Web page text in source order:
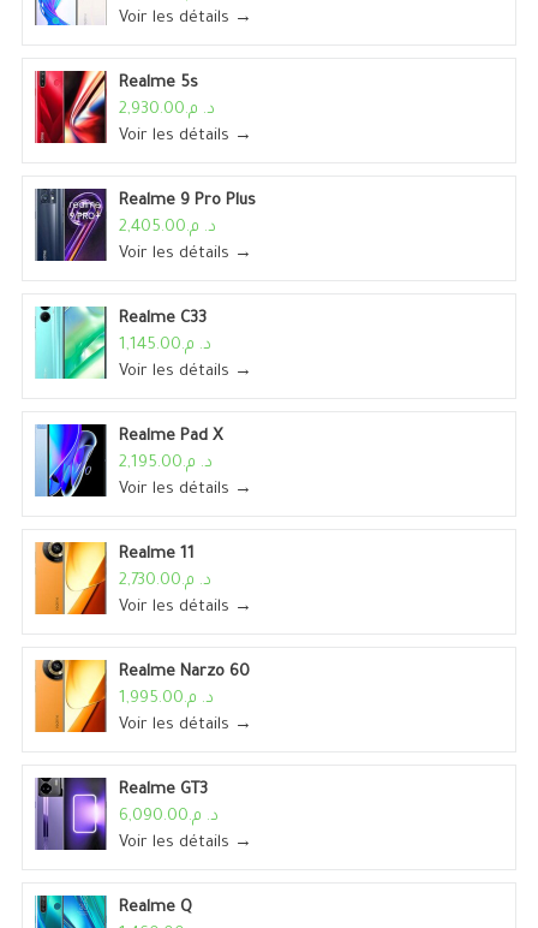
Voir les détails →
Realme 5s
د. م.2,930.00
Voir les détails →
Realme 9 Pro Plus
د. م.2,405.00
Voir les détails →
Realme C33
د. م.1,145.00
Voir les détails →
Realme Pad X
د. م.2,195.00
Voir les détails →
Realme 11
د. م.2,730.00
Voir les détails →
Realme Narzo 60
د. م.1,995.00
Voir les détails →
Realme GT3
د. م.6,090.00
Voir les détails →
Realme Q